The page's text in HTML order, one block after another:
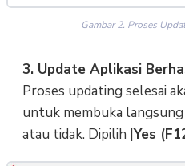
Gambar 2. Proses
3. Update Aplikasi
Proses updating selesai
untuk membuka
atau tidak. Dipilih |Yes